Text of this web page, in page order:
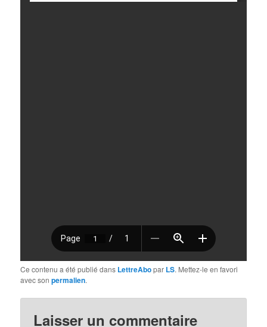
Ce contenu a été publié dans LettreAbopar LS. Mettez-le en favori
avec sonpermalien.
Laisser un commentaire